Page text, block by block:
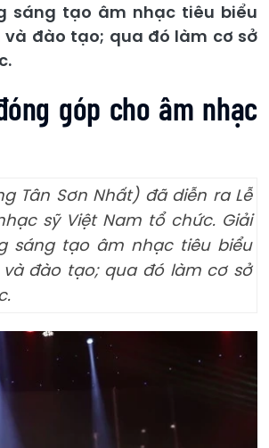
sáng tạo âm nhạc tiêu biểu
đào tạo; qua đó làm cơ sở
góp cho âm nhạc
Tân Sơn Nhất) đã diễn ra Lễ
sỹ Việt Nam tổ chức. Giải
sáng tạo âm nhạc tiêu biểu
đào tạo; qua đó làm cơ sở